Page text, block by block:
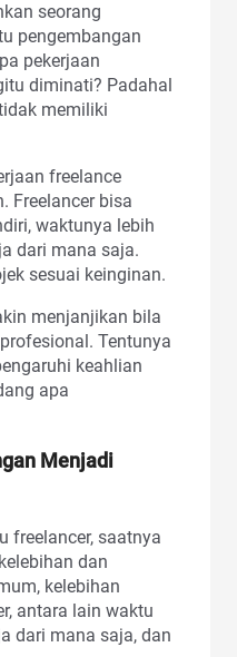
seorang
pengembangan
pekerjaan
diminati? Padahal
memiliki
freelance
Freelancer bisa
waktunya lebih
dari mana saja.
sesuai keinginan.
menjanjikan bila
Tentunya
keahlian
apa
Menjadi
freelancer, saatnya
dan
kelebihan
antara lain waktu
dari mana saja, dan